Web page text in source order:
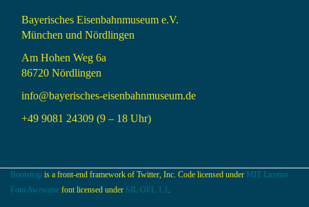
Bayerisches Eisenbahnmuseum e.V.
München und Nördlingen
Am Hohen Weg 6a
86720 Nördlingen
info@bayerisches-eisenbahnmuseum.de
+49 9081 24309 (9 – 18 Uhr)
Bootstrap is a front-end framework of Twitter, Inc. Code licensed under MIT License.
Font Awesome font licensed under SIL OFL 1.1 .